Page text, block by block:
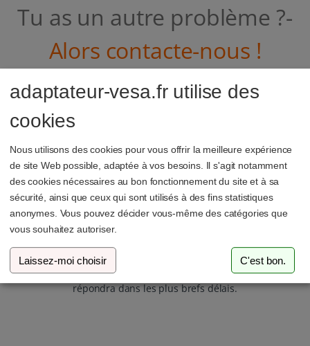
Tu as un autre problème ?-
Alors contacte-nous !
Écris-nous un e-mail et notre équipe d'assistance te
répondra dans les plus brefs délais.
adaptateur-vesa.fr utilise des
cookies
Nous utilisons des cookies pour vous offrir la meilleure expérience
de site Web possible, adaptée à vos besoins. Il s'agit notamment
des cookies nécessaires au bon fonctionnement du site et à sa
sécurité, ainsi que ceux qui sont utilisés à des fins statistiques
anonymes. Vous pouvez décider vous-même des catégories que
vous souhaitez autoriser.
Laissez-moi choisir C'est bon.